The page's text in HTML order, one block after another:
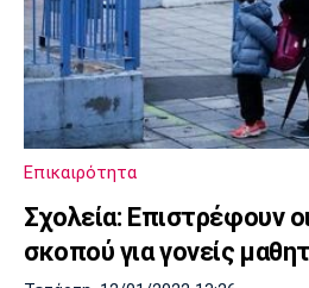
Επικαιρότητα
Σχολεία: Επιστρέφουν
σκοπού για γονείς